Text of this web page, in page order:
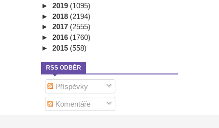
► 2019 (1095)
► 2018 (2194)
► 2017 (2555)
► 2016 (1760)
► 2015 (558)
RSS ODBĚR
Příspěvky
Komentáře